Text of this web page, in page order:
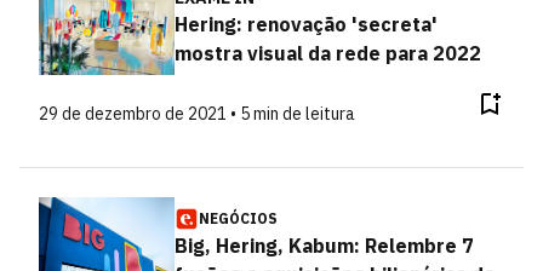
Hering: renovação 'secreta'
mostra visual da rede para 2022
29 de dezembro de 2021 • 5 min de leitura
NEGÓCIOS
Big, Hering, Kabum: Relembre 7